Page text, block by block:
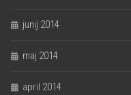
junij 2014
maj 2014
april 2014